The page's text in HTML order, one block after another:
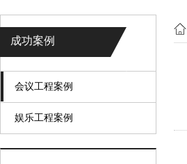
成功案例
会议工程案例
娱乐工程案例
